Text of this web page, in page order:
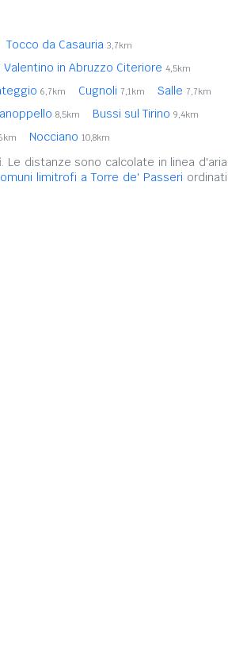
Tocco da Casauria 3,7km
Valentino in Abruzzo Citeriore 4,5km
6,7km Cugnoli 7,1km Salle 7,7km
8,5km Bussi sul Tirino 9,4km
Nocciano 10,8km
. Le distanze sono calcolate in linea d'aria
limitrofi a Torre de' Passeri ordinati